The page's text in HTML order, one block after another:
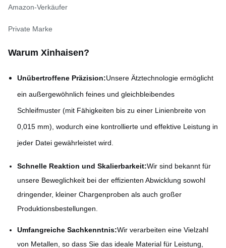
Amazon-Verkäufer
Private Marke
Warum Xinhaisen?
Unübertroffene Präzision:Unsere Ätztechnologie ermöglicht
ein außergewöhnlich feines und gleichbleibendes
Schleifmuster (mit Fähigkeiten bis zu einer Linienbreite von
0,015 mm), wodurch eine kontrollierte und effektive Leistung in
jeder Datei gewährleistet wird.
Schnelle Reaktion und Skalierbarkeit:Wir sind bekannt für
unsere Beweglichkeit bei der effizienten Abwicklung sowohl
dringender, kleiner Chargenproben als auch großer
Produktionsbestellungen.
Umfangreiche Sachkenntnis:Wir verarbeiten eine Vielzahl
von Metallen, so dass Sie das ideale Material für Leistung,